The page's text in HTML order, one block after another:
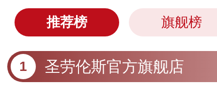
推荐榜 旗舰榜
圣劳伦斯官方旗舰店